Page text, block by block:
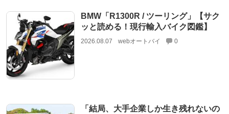
BMW「R1300R / ツーリング」【サク
ッと読める！現行輸入バイク図鑑】
2026.08.07 webオートバイ 0
「結局、大手企業しか生き残れないの